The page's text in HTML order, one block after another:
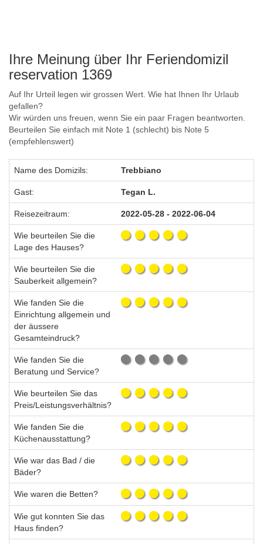
Ihre Meinung über Ihr Feriendomizil
reservation 1369
Auf Ihr Urteil legen wir grossen Wert. Wie hat Ihnen Ihr Urlaub
gefallen?
Wir würden uns freuen, wenn Sie ein paar Fragen beantworten.
Beurteilen Sie einfach mit Note 1 (schlecht) bis Note 5
(empfehlenswert)
Name des Domizils: Trebbiano
Gast: Tegan L.
Reisezeitraum: 2022-05-28 - 2022-06-04
Wie beurteilen Sie die
Lage des Hauses?
Wie beurteilen Sie die
Sauberkeit allgemein?
Wie fanden Sie die
Einrichtung allgemein und
der äussere
Gesamteindruck?
Wie fanden Sie die
Beratung und Service?
Wie beurteilen Sie das
Preis/Leistungsverhältnis?
Wie fanden Sie die
Küchenausstattung?
Wie war das Bad / die
Bäder?
Wie waren die Betten?
Wie gut konnten Sie das
Haus finden?